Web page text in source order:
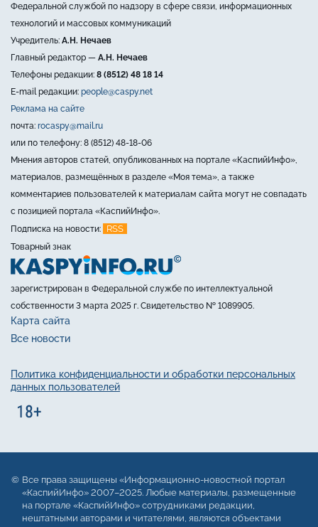
Федеральной службой по надзору в сфере связи, информационных
технологий и массовых коммуникаций
Учредитель: А.Н. Нечаев
Главный редактор — А.Н. Нечаев
Телефоны редакции: 8 (8512) 48 18 14
E-mail редакции: people@caspy.net
Реклама на сайте
почта: rocaspy@mail.ru
или по телефону: 8 (8512) 48-18-06
Мнения авторов статей, опубликованных на портале «КаспийИнфо»,
материалов, размещённых в разделе «Моя тема», а также
комментариев пользователей к материалам сайта могут не совпадать
с позицией портала «КаспийИнфо».
Подписка на новости:
RSS
Товарный знак
зарегистрирован в Федеральной службе по интеллектуальной
собственности 3 марта 2025 г. Свидетельство № 1089905.
Карта сайта
Все новости
Политика конфиденциальности и обработки персональных
данных пользователей
Все права защищены «Информационно-новостной портал
«КаспийИнфо» 2007–2025. Любые материалы, размещенные
на портале «КаспийИнфо» сотрудниками редакции,
нештатными авторами и читателями, являются объектами